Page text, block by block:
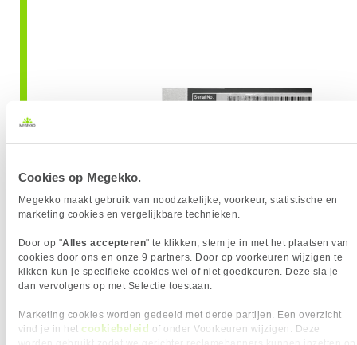
Cookies op Megekko.
Megekko maakt gebruik van noodzakelijke, voorkeur, statistische en
marketing cookies en vergelijkbare technieken.
Door op "Alles accepteren" te klikken, stem je in met het plaatsen van
cookies door ons en onze 9 partners. Door op voorkeuren wijzigen te
kikken kun je specifieke cookies wel of niet goedkeuren. Deze sla je
dan vervolgens op met Selectie toestaan.
Marketing cookies worden gedeeld met derde partijen. Een overzicht
vind je in het cookiebeleid of onder Voorkeuren wijzigen. Deze
In de system information: